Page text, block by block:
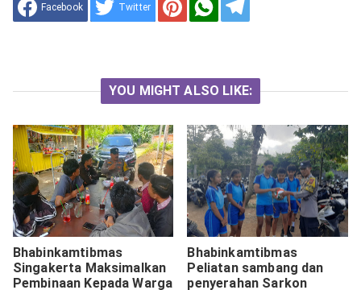
Facebook Twitter
YOU MIGHT ALSO LIKE:
Bhabinkamtibmas
Singakerta Maksimalkan
Pembinaan Kepada Warga
Bhabinkamtibmas
Peliatan sambang dan
penyerahan Sarkon